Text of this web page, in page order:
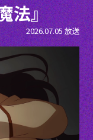
法』
2026.07.05 放送